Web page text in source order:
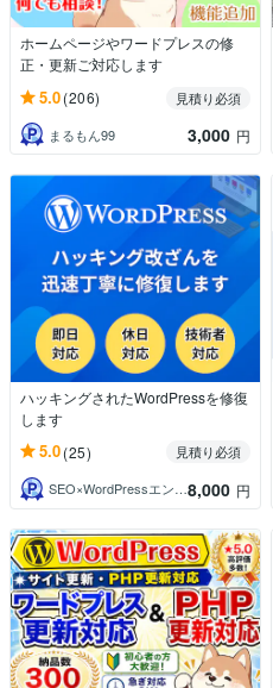
ホームページやワードプレスの修
正・更新ご対応します
5.0(206)
見積り必須
まるもん99
3,000 円
ハッキングされたWordPressを修復
します
5.0(25)
見積り必須
SEO×WordPressエンジニア瀬尾8,000 円